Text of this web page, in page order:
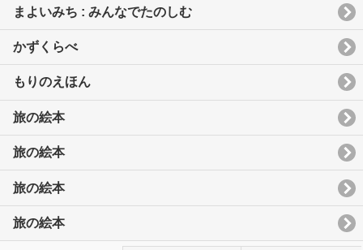
まよいみち : みんなでたのしむ
かずくらべ
もりのえほん
旅の絵本
旅の絵本
旅の絵本
旅の絵本